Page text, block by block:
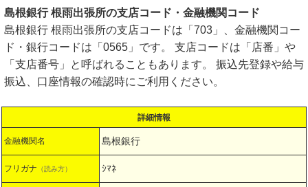
島根銀行 根雨出張所の支店コード・金融機関コード
島根銀行 根雨出張所の支店コードは「703」、金融機関コー
ド・銀行コードは「0565」です。 支店コードは「店番」や
「支店番号」と呼ばれることもあります。 振込先登録や給与
振込、口座情報の確認時にご利用ください。
詳細情報
金融機関名 島根銀行
フリガナ （読み方） ｼﾏﾈ